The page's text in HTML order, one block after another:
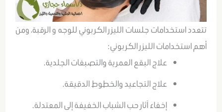
تتعدد استخدامات جلسات الليزر الكربوني للوجه و الرقبة، ومن
أهم استخدامات الليزر الكربوني:
علاج البقع العمرية والتصبغات الجلدية.
علاج التجاعيد والخطوط الدقيقة.
إخفاء آثار حب الشباب الخفيفة إلى المعتدلة.